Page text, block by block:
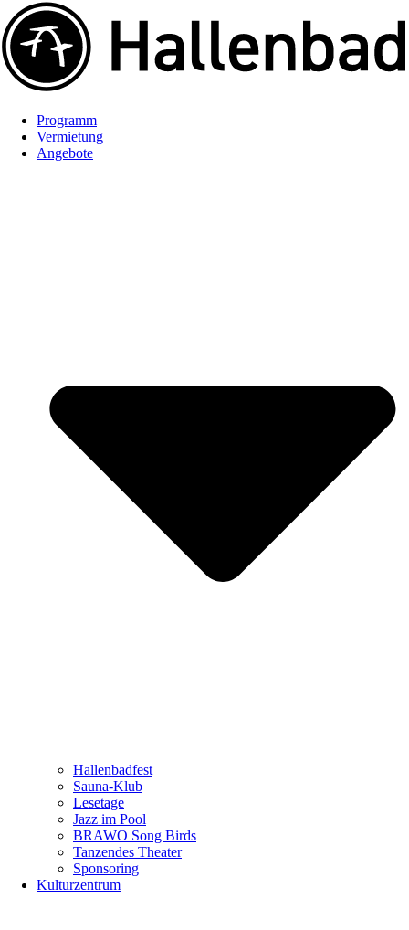
Programm
Vermietung
Angebote
Hallenbadfest
Sauna-Klub
Lesetage
Jazz im Pool
BRAWO Song Birds
Tanzendes Theater
Sponsoring
Kulturzentrum